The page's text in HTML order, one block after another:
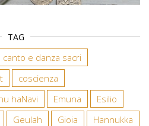
TAG
canto e danza sacri
coscienza
haNavi Emuna
Esilio
Geulah Gioia
Hannukka